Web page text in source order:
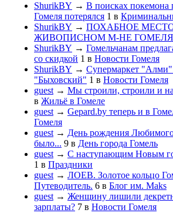
ShurikBY → В поисках покемона
Гомеля потерялся 1 в
ShurikBY → ПОХАБНОЕ
ЖИВОПИСНОМ М-НЕ ГОМЕЛЯ
ShurikBY → Гомельчанам
со скидкой 1 в Новости Гомеля
ShurikBY → Супермаркет "Алми"
"Быховский" 1 в Новости Гомеля
guest → Мы строили, строили и
в Жильё в Гомеле
guest → Gepard.by теперь и в
Гомеля
guest → День рождения
было... 9 в День города Гомель
guest → С наступающим Новым
1 в Праздники
guest → ЛОЕВ. Золотое кольцо
Путеводитель. 6 в Блог им. Maks
guest → Женщину лишили
зарплаты? 7 в Новости Гомеля